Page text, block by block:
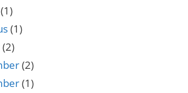
(1)
(1)
(2)
(2)
(1)